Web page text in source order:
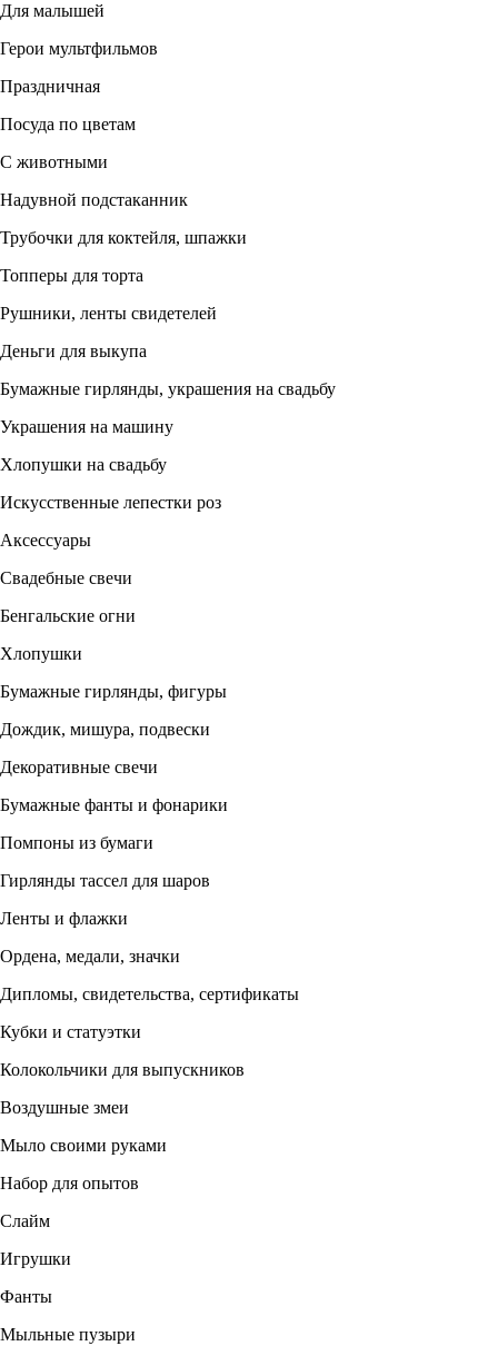
Для малышей
Герои мультфильмов
Праздничная
Посуда по цветам
С животными
Надувной подстаканник
Трубочки для коктейля, шпажки
Топперы для торта
Рушники, ленты свидетелей
Деньги для выкупа
Бумажные гирлянды, украшения на свадьбу
Украшения на машину
Хлопушки на свадьбу
Искусственные лепестки роз
Аксессуары
Свадебные свечи
Бенгальские огни
Хлопушки
Бумажные гирлянды, фигуры
Дождик, мишура, подвески
Декоративные свечи
Бумажные фанты и фонарики
Помпоны из бумаги
Гирлянды тассел для шаров
Ленты и флажки
Ордена, медали, значки
Дипломы, свидетельства, сертификаты
Кубки и статуэтки
Колокольчики для выпускников
Воздушные змеи
Мыло своими руками
Набор для опытов
Слайм
Игрушки
Фанты
Мыльные пузыри